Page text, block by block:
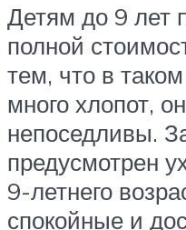
Детям до 9 лет
полной
тем, что в
много хлопот,
непоседливы.
предусмотрен
9-летнего
спокойные и